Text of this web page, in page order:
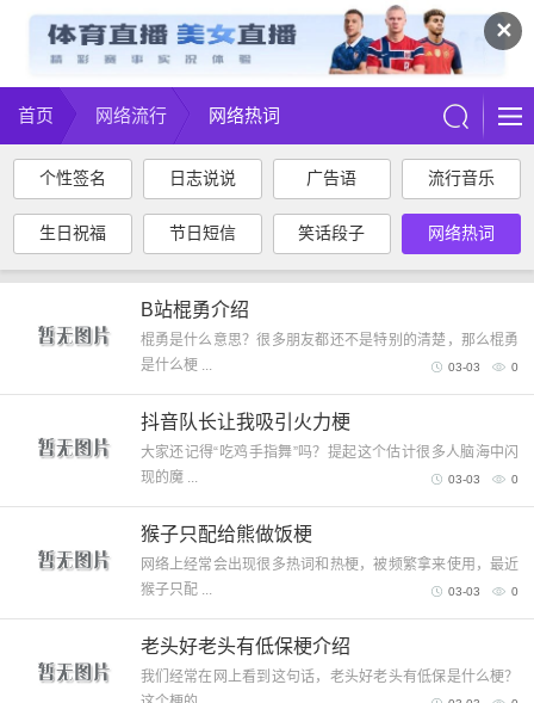
✕
首页 网络流行 网络热词
个性签名 日志说说 广告语 流行音乐
生日祝福 节日短信 笑话段子 网络热词
B站棍勇介绍
棍勇是什么意思？很多朋友都还不是特别的清楚，那么棍勇
是什么梗 ...
0
03-03
抖音队长让我吸引火力梗
大家还记得“吃鸡手指舞”吗？提起这个估计很多人脑海中闪
现的魔 ...
0
03-03
猴子只配给熊做饭梗
网络上经常会出现很多热词和热梗，被频繁拿来使用，最近
猴子只配 ...
0
03-03
老头好老头有低保梗介绍
我们经常在网上看到这句话，老头好老头有低保是什么梗？